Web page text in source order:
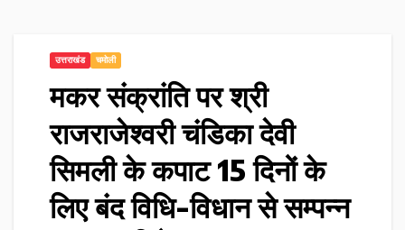
उत्तराखंड चमोली
मकर संक्रांति पर श्री
राजराजेश्वरी चंडिका देवी
सिमली के कपाट 15 दिनों के
लिए बंद विधि-विधान से सम्पन्न